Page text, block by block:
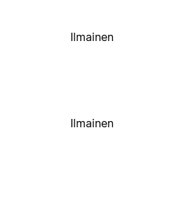
Ilmainen
Ilmainen